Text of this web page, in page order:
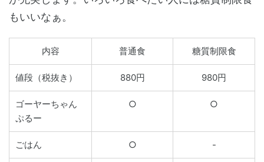
もいいなぁ。
内容 普通食 糖質制限食
値段（税抜き） 880円 980円
ゴーヤーちゃん
ぷるー
○ ○
ごはん ○ -